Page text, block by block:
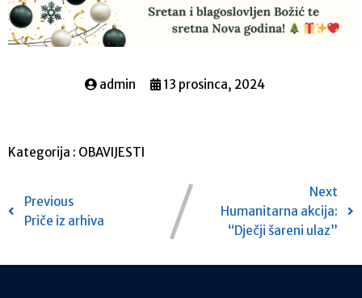
admin 13 prosinca, 2024
Kategorija : OBAVIJESTI
Previous
Priče iz arhiva
Next
Humanitarna akcija:
“Dječji šareni ulaz”